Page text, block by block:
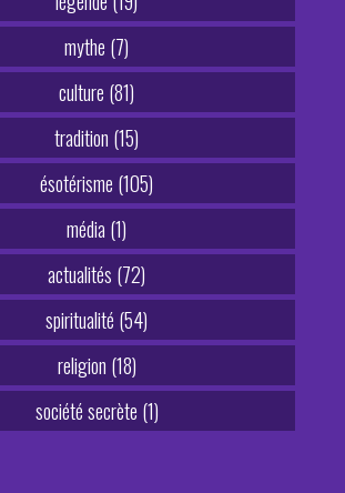
mythe (7)
culture (81)
tradition (15)
ésotérisme (105)
média (1)
actualités (72)
spiritualité (54)
religion (18)
société secrète (1)